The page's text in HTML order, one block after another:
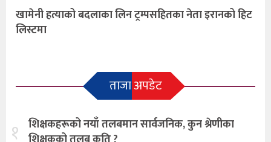
खामेनी हत्याको बदलाका लिन ट्रम्पसहितका नेता इरानको हिट
लिस्टमा
ताजा अपडेट
१ शिक्षकहरूको नयाँ तलबमान सार्वजनिक, कुन श्रेणीका